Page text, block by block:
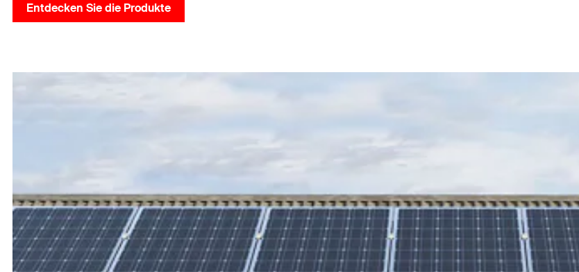
Entdecken Sie die Produkte